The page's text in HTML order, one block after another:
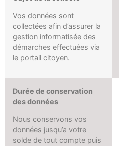
Vos données sont
collectées afin d’assurer la
gestion informatisée des
démarches effectuées via
le portail citoyen.
Durée de conservation
des données
Nous conservons vos
données jusqu’a votre
solde de tout compte puis